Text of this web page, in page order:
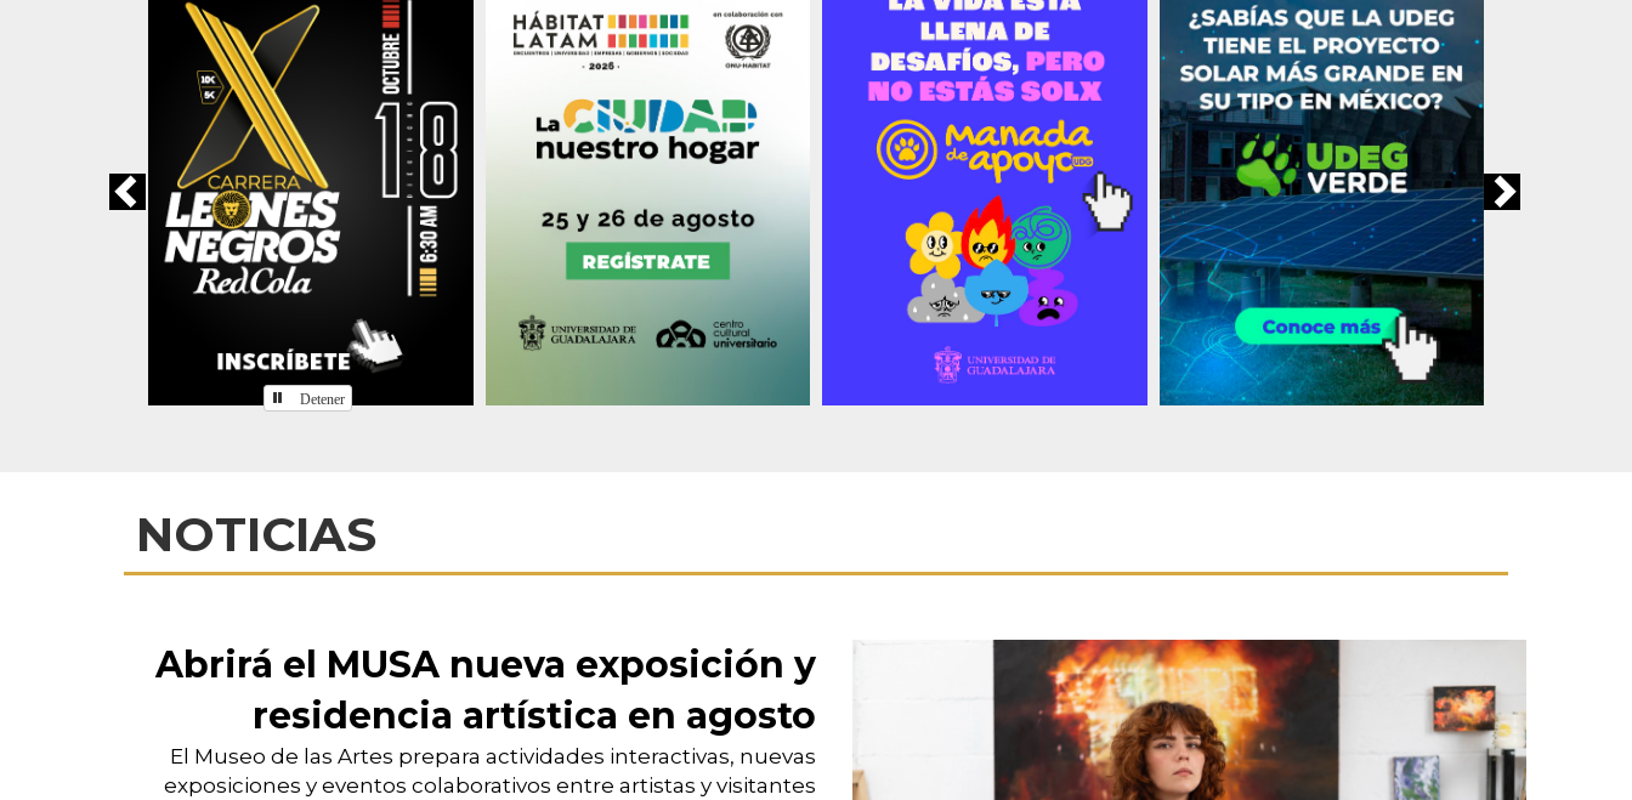
Detener
NOTICIAS
Abrirá el MUSA nueva exposición y
residencia artística en agosto
El Museo de las Artes prepara actividades interactivas, nuevas
exposiciones y eventos colaborativos entre artistas y visitantes